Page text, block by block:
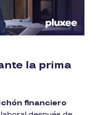
la prima
financiero